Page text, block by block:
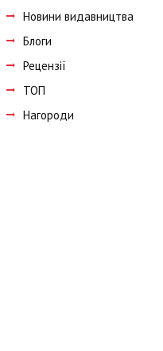
Новини видавництва
Блоги
Рецензії
ТОП
Нагороди